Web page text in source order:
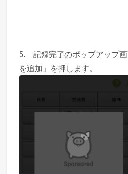
5. 記録完了のポップアップ画
を追加」を押します。